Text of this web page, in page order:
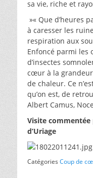
sa vie, riche et
»« Que d’heures
à caresser les
respiration aux
Enfoncé parmi les
d’insectes
cœur à la
de chaleur. Ce
qu’on est, de
Albert Camus,
Visite
d’Uriage
Catégories Coup de